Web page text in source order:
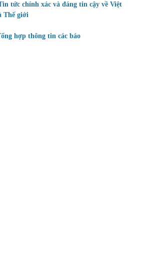
tức chính xác và đáng tin cậy về Việt
Thế giới
hợp thông tin các báo